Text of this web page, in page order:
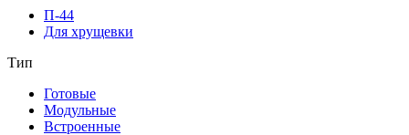
П-44
Для хрущевки
Тип
Готовые
Модульные
Встроенные